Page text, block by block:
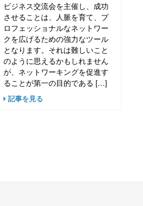
ビジネス交流会を主催し、成功
させることは、人脈を育て、プ
ロフェッショナルなネットワー
クを広げるための強力なツール
となります。それは難しいこと
のように思えるかもしれません
が、ネットワーキングを促進す
ることが第一の目的である […]
記事を見る